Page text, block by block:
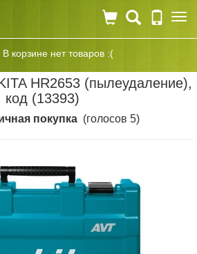
В корзине нет товаров :(
HR2653 (пылеудаление),
код (13393)
покупка (голосов 5)